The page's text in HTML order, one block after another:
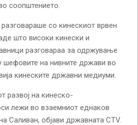
соопштението.
со кинескиот врвен
што високи кинески и
разговараа за одржување
шефовите на нивните држави во
кинеските државни медиуми.
развој на кинеско-
лежи во взаемниот еднаков
Саливан, објави државната CTV.